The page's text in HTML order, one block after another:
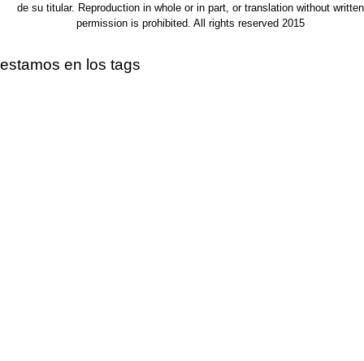
de su titular. Reproduction in whole or in part, or translation without written
permission is prohibited. All rights reserved 2015
estamos en los tags